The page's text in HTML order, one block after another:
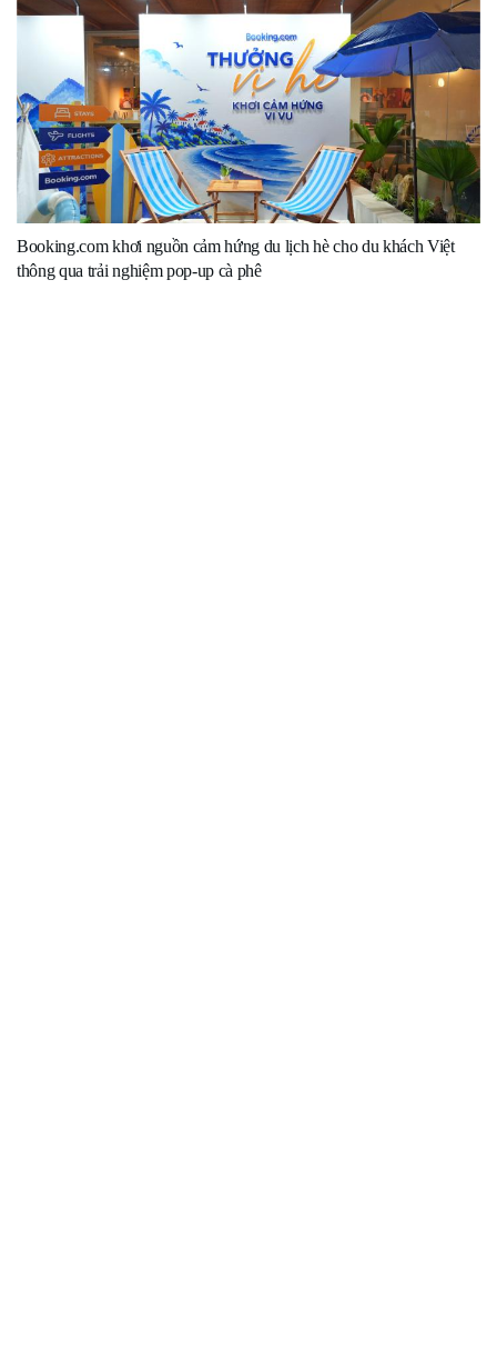
Booking.com khơi nguồn cảm hứng du lịch hè cho du khách Việt
thông qua trải nghiệm pop-up cà phê